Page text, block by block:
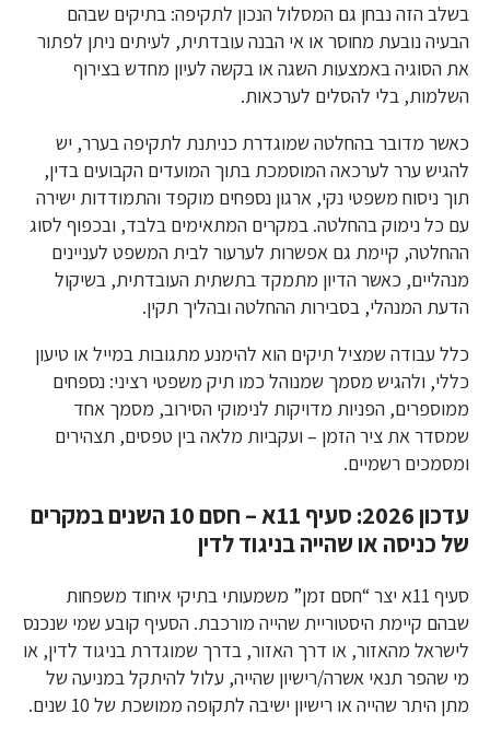
בשלב הזה נבחן גם המסלול הנכון לתקיפה: בתיקים שבהם
הבעיה נובעת מחוסר או אי הבנה עובדתית, לעיתים ניתן לפתור
את הסוגיה באמצעות השגה או בקשה לעיון מחדש בצירוף
השלמות, בלי להסלים לערכאות.
כאשר מדובר בהחלטה שמוגדרת כניתנת לתקיפה בערר, יש
להגיש ערר לערכאה המוסמכת בתוך המועדים הקבועים בדין,
תוך ניסוח משפטי נקי, ארגון נספחים מוקפד והתמודדות ישירה
עם כל נימוק בהחלטה. במקרים המתאימים בלבד, ובכפוף לסוג
ההחלטה, קיימת גם אפשרות לערעור לבית המשפט לעניינים
מנהליים, כאשר הדיון מתמקד בתשתית העובדתית, בשיקול
הדעת המנהלי, בסבירות ההחלטה ובהליך תקין.
כלל עבודה שמציל תיקים הוא להימנע מתגובות במייל או טיעון
כללי, ולהגיש מסמך שמנוהל כמו תיק משפטי רציני: נספחים
ממוספרים, הפניות מדויקות לנימוקי הסירוב, מסמך אחד
שמסדר את ציר הזמן – ועקביות מלאה בין טפסים, תצהירים
ומסמכים רשמיים.
עדכון 2026: סעיף 11א – חסם 10 השנים במקרים
של כניסה או שהייה בניגוד לדין
סעיף 11א יצר “חסם זמן” משמעותי בתיקי איחוד משפחות
שבהם קיימת היסטוריית שהייה מורכבת. הסעיף קובע שמי שנכנס
לישראל מהאזור, או דרך האזור, בדרך שמוגדרת בניגוד לדין, או
מי שהפר תנאי אשרה/רישיון שהייה, עלול להיתקל במניעה של
מתן היתר שהייה או רישיון ישיבה לתקופה ממושכת של 10 שנים.